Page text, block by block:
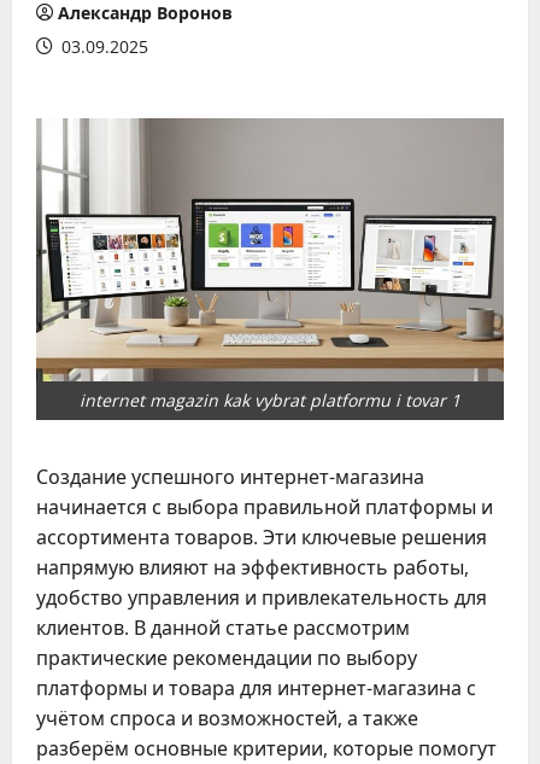
Александр Воронов
03.09.2025
internet magazin kak vybrat platformu i tovar 1
Создание успешного интернет-магазина
начинается с выбора правильной платформы и
ассортимента товаров. Эти ключевые решения
напрямую влияют на эффективность работы,
удобство управления и привлекательность для
клиентов. В данной статье рассмотрим
практические рекомендации по выбору
платформы и товара для интернет-магазина с
учётом спроса и возможностей, а также
разберём основные критерии, которые помогут